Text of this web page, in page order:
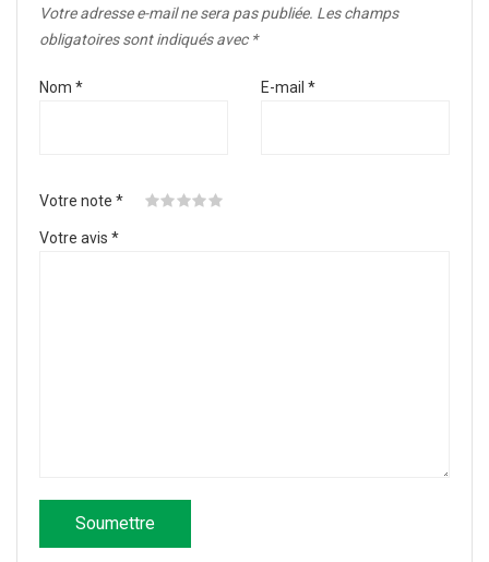
Votre adresse e-mail ne sera pas publiée. Les champs
obligatoires sont indiqués avec *
Nom * E-mail *
Votre note *
Votre avis *